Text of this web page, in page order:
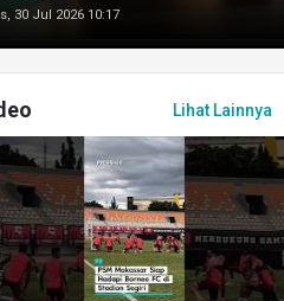
30 Jul 2026 10:17
Lihat Lainnya